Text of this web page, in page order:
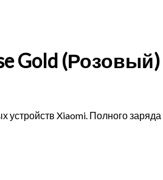
Gold (Розовый)
Xiaomi. Полного заряда